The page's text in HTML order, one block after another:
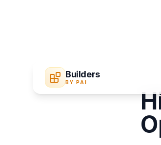
Builders
BY PAI